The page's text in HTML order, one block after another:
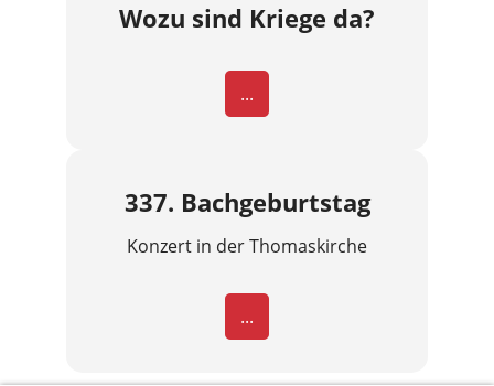
Wozu sind Kriege da?
...
337. Bachgeburtstag
Konzert in der Thomaskirche
...